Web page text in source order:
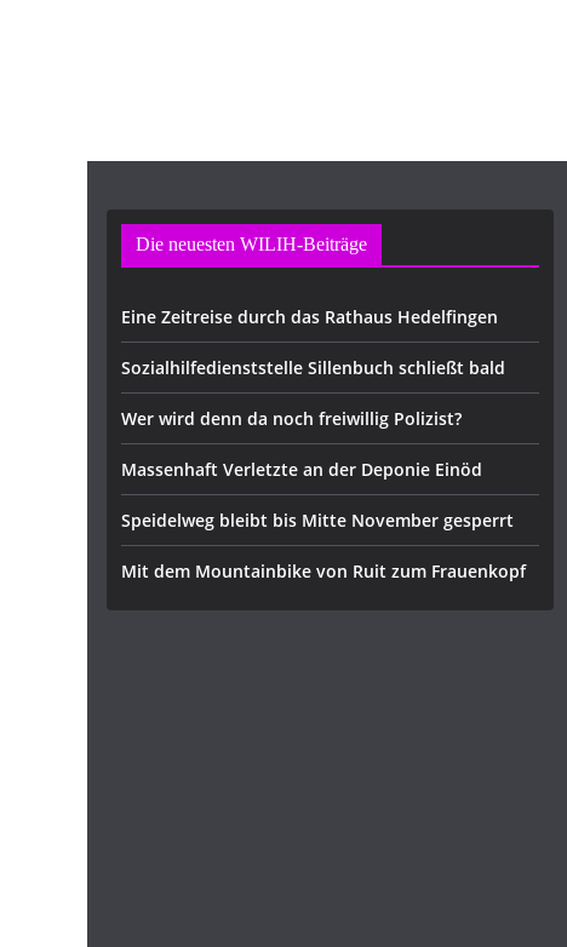
Die neuesten WILIH-Beiträge
Eine Zeitreise durch das Rathaus Hedelfingen
Sozialhilfedienststelle Sillenbuch schließt bald
Wer wird denn da noch freiwillig Polizist?
Massenhaft Verletzte an der Deponie Einöd
Speidelweg bleibt bis Mitte November gesperrt
Mit dem Mountainbike von Ruit zum Frauenkopf